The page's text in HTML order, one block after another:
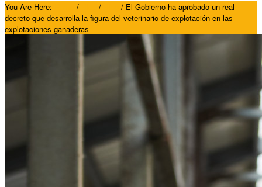
You Are Here: / / / El Gobierno ha aprobado un real
decreto que desarrolla la figura del veterinario de explotación en las
explotaciones ganaderas